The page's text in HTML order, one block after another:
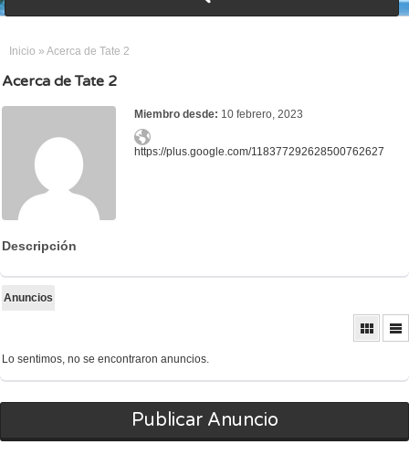
Inicio » Acerca de Tate 2
Acerca de Tate 2
Miembro desde: 10 febrero, 2023
https://plus.google.com/118377292628500762627
Descripción
Anuncios
Lo sentimos, no se encontraron anuncios.
Publicar Anuncio